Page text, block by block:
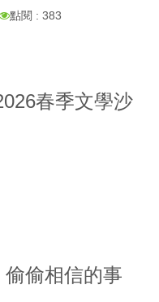
點閱 : 383
春季文學沙
偷相信的事